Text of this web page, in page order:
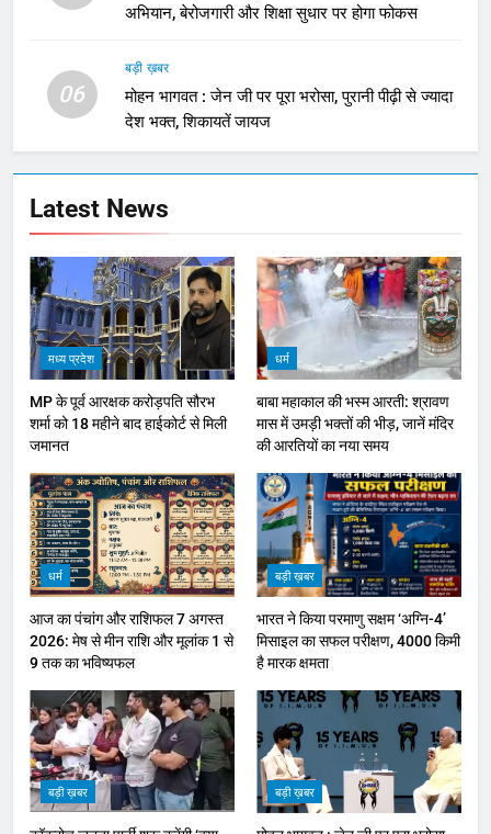
अभियान, बेरोजगारी और शिक्षा सुधार पर होगा फोकस
06
बड़ी ख़बर
मोहन भागवत : जेन जी पर पूरा भरोसा, पुरानी पीढ़ी से ज्यादा
देश भक्त, शिकायतें जायज
Latest News
मध्य प्रदेश
MP के पूर्व आरक्षक करोड़पति सौरभ
शर्मा को 18 महीने बाद हाईकोर्ट से मिली
जमानत
धर्म
बाबा महाकाल की भस्म आरती: श्रावण
मास में उमड़ी भक्तों की भीड़, जानें मंदिर
की आरतियों का नया समय
धर्म
आज का पंचांग और राशिफल 7 अगस्त
2026: मेष से मीन राशि और मूलांक 1 से
9 तक का भविष्यफल
बड़ी ख़बर
भारत ने किया परमाणु सक्षम ‘अग्नि-4’
मिसाइल का सफल परीक्षण, 4000 किमी
है मारक क्षमता
बड़ी ख़बर बड़ी ख़बर